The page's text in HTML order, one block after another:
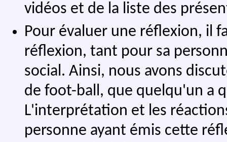
vidéos et de la liste des
Pour évaluer une réflexion, il
réflexion, tant pour sa
social. Ainsi, nous avons
de foot-ball, que quelqu'un a
L'interprétation et les
personne ayant émis cette